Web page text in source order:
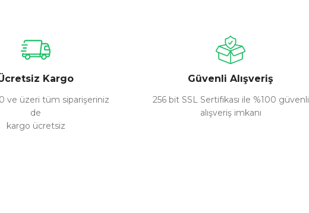
Kargo
ve üzeri tüm siparişeriniz
de
kargo ücretsiz
Güvenli Alışveriş
256 bit SSL Sertifikası ile %100 güvenli
alışveriş imkanı